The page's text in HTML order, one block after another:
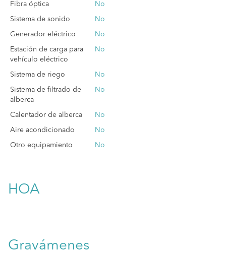
Fibra óptica No
Sistema de sonido No
Generador eléctrico No
Estación de carga para
vehículo eléctrico
No
Sistema de riego No
Sistema de filtrado de
alberca
No
Calentador de alberca No
Aire acondicionado No
Otro equipamiento No
HOA
Gravámenes